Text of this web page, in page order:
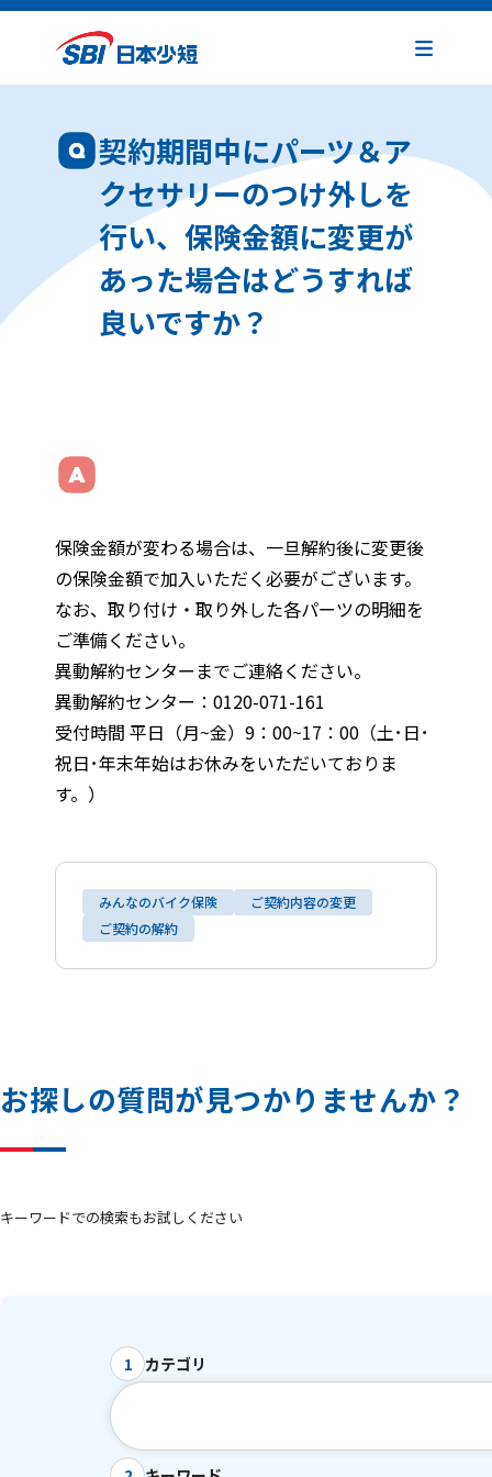
契約期間中にパーツ＆ア
クセサリーのつけ外しを
行い、保険金額に変更が
あった場合はどうすれば
良いですか？
保険金額が変わる場合は、一旦解約後に変更後
の保険金額で加入いただく必要がございます。
なお、取り付け・取り外した各パーツの明細を
ご準備ください。
異動解約センターまでご連絡ください。
異動解約センター：0120-071-161
受付時間 平日（月~金）9：00~17：00（土･日･
祝日･年末年始はお休みをいただいておりま
す。）
みんなのバイク保険
ご契約内容の変更
ご契約の解約
お探しの質問が見つかり ませんか？
キーワードでの検索もお試しください
1 カテゴリ